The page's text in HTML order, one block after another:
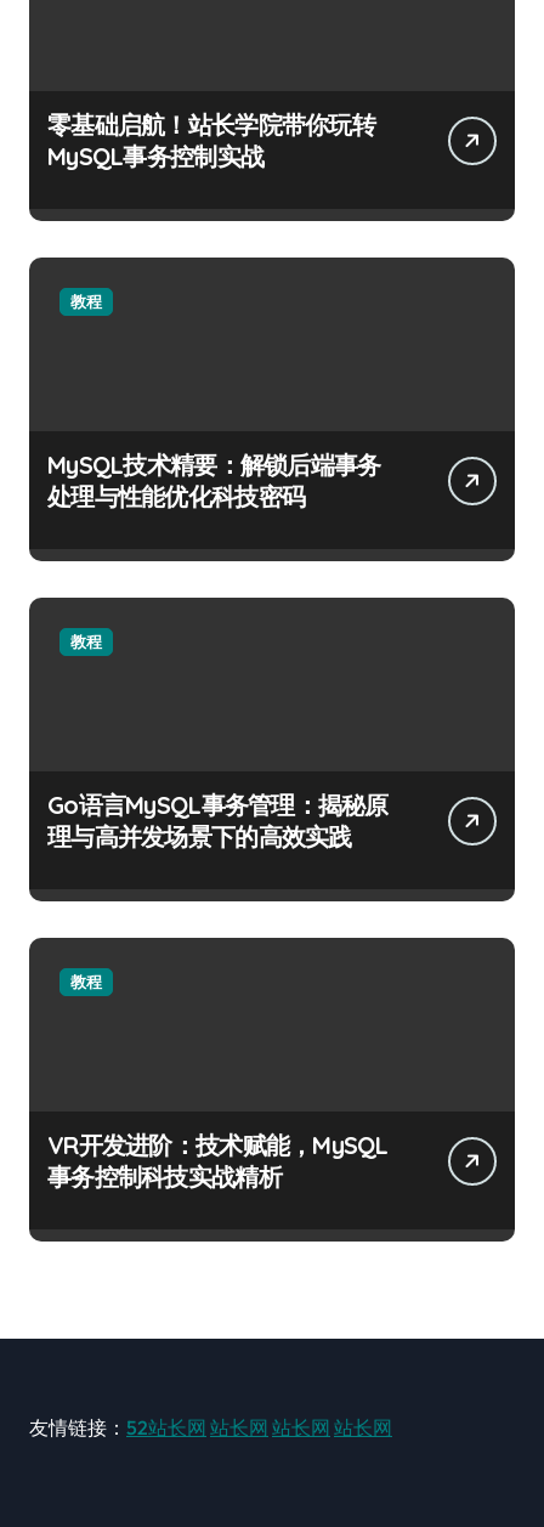
零基础启航！站长学院带你玩转
MySQL事务控制实战
教程
MySQL技术精要：解锁后端事务
处理与性能优化科技密码
教程
Go语言MySQL事务管理：揭秘原
理与高并发场景下的高效实践
教程
VR开发进阶：技术赋能，MySQL
事务控制科技实战精析
友情链接： 52站长网 站长网 站长网 站长网